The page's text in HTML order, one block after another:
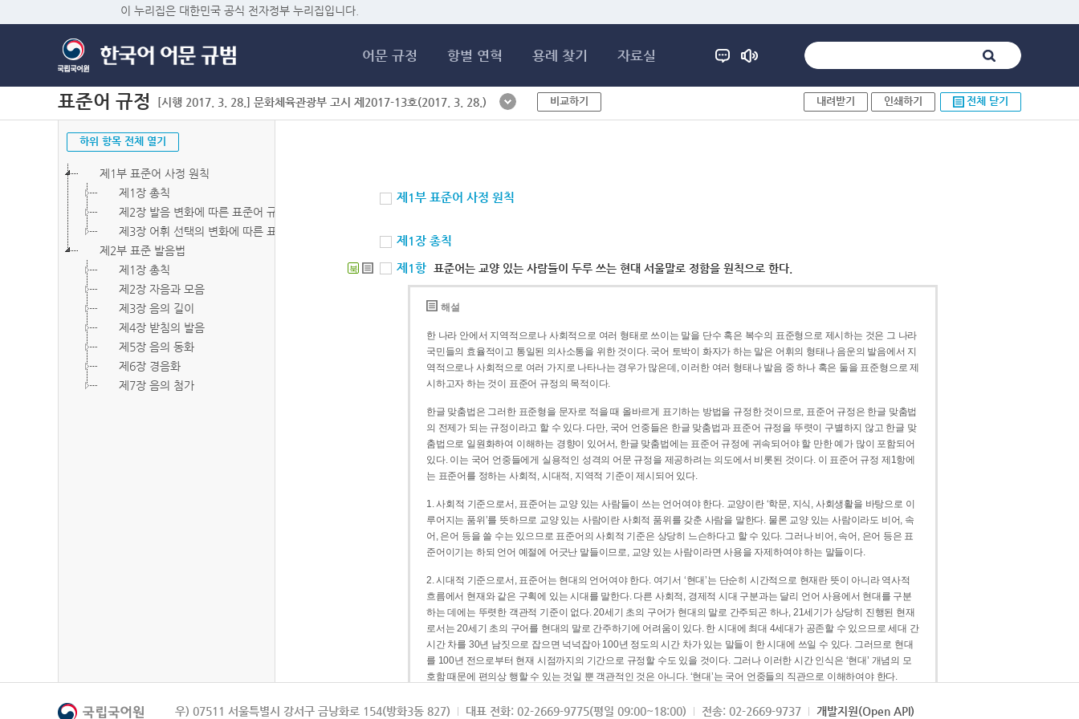
이 누리집은 대한민국 공식 전자정부 누리집입니다.
어문 규정 항별 연혁 용례 찾기 자료실
표준어 규정 [시행 2017. 3. 28.] 문화체육관광부 고시 제2017-13호(2017. 3. 28.) 비교하기 내려받기 인쇄하기 전체 닫기
하위 항목 전체 열기
제1부 표준어 사정 원칙
제1장 총칙
제2장 발음 변화에 따른 표준어 규정
제3장 어휘 선택의 변화에 따른 표준어 규정
제2부 표준 발음법
제1장 총칙
제2장 자음과 모음
제3장 음의 길이
제4장 받침의 발음
제5장 음의 동화
제6장 경음화
제7장 음의 첨가
제1부 표준어 사정 원칙
제1장 총칙
북 제1항 표준어는 교양 있는 사람들이 두루 쓰는 현대 서울말로 정함을 원칙으로 한다.
해설
한 나라 안에서 지역적으로나 사회적으로 여러 형태로 쓰이는 말을 단수 혹은 복수의 표준형으로 제시하는 것은 그 나라
국민들의 효율적이고 통일된 의사소통을 위한 것이다. 국어 토박이 화자가 하는 말은 어휘의 형태나 음운의 발음에서 지
역적으로나 사회적으로 여러 가지로 나타나는 경우가 많은데, 이러한 여러 형태나 발음 중 하나 혹은 둘을 표준형으로 제
시하고자 하는 것이 표준어 규정의 목적이다.
한글 맞춤법은 그러한 표준형을 문자로 적을 때 올바르게 표기하는 방법을 규정한 것이므로, 표준어 규정은 한글 맞춤법
의 전제가 되는 규정이라고 할 수 있다. 다만, 국어 언중들은 한글 맞춤법과 표준어 규정을 뚜렷이 구별하지 않고 한글 맞
춤법으로 일원화하여 이해하는 경향이 있어서, 한글 맞춤법에는 표준어 규정에 귀속되어야 할 만한 예가 많이 포함되어
있다. 이는 국어 언중들에게 실용적인 성격의 어문 규정을 제공하려는 의도에서 비롯된 것이다. 이 표준어 규정 제1항에
는 표준어를 정하는 사회적, 시대적, 지역적 기준이 제시되어 있다.
1. 사회적 기준으로서, 표준어는 교양 있는 사람들이 쓰는 언어여야 한다. 교양이란 ‘학문, 지식, 사회생활을 바탕으로 이
루어지는 품위’를 뜻하므로 교양 있는 사람이란 사회적 품위를 갖춘 사람을 말한다. 물론 교양 있는 사람이라도 비어, 속
어, 은어 등을 쓸 수는 있으므로 표준어의 사회적 기준은 상당히 느슨하다고 할 수 있다. 그러나 비어, 속어, 은어 등은 표
준어이기는 하되 언어 예절에 어긋난 말들이므로, 교양 있는 사람이라면 사용을 자제하여야 하는 말들이다.
2. 시대적 기준으로서, 표준어는 현대의 언어여야 한다. 여기서 ‘현대’는 단순히 시간적으로 현재란 뜻이 아니라 역사적
흐름에서 현재와 같은 구획에 있는 시대를 말한다. 다른 사회적, 경제적 시대 구분과는 달리 언어 사용에서 현대를 구분
하는 데에는 뚜렷한 객관적 기준이 없다. 20세기 초의 구어가 현대의 말로 간주되곤 하나, 21세기가 상당히 진행된 현재
로서는 20세기 초의 구어를 현대의 말로 간주하기에 어려움이 있다. 한 시대에 최대 4세대가 공존할 수 있으므로 세대 간
시간 차를 30년 남짓으로 잡으면 넉넉잡아 100년 정도의 시간 차가 있는 말들이 한 시대에 쓰일 수 있다. 그러므로 현대
를 100년 전으로부터 현재 시점까지의 기간으로 규정할 수도 있을 것이다. 그러나 이러한 시간 인식은 ‘현대’ 개념의 모
호함 때문에 편의상 행할 수 있는 것일 뿐 객관적인 것은 아니다. ‘현대’는 국어 언중들의 직관으로 이해하여야 한다.
3. 지역적 기준으로서, 표준어는 서울말이어야 한다. 이는 표준어의 공용어적 성격을 가장 크게 드러내 주는 기준이다.
우) 07511 서울특별시 강서구 금낭화로 154(방화3동 827) 대표 전화: 02-2669-9775(평일 09:00~18:00) 전송: 02-2669-9737 개발지원(Open API)